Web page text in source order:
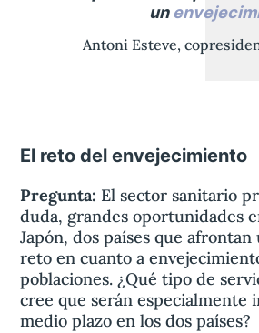
un
Antoni Esteve,
El reto del envejecimiento
Pregunta: El sector sanitario
duda, grandes oportunidades
Japón, dos países que
reto en cuanto a
poblaciones. ¿Qué tipo de
cree que serán especialmente
medio plazo en los dos países?